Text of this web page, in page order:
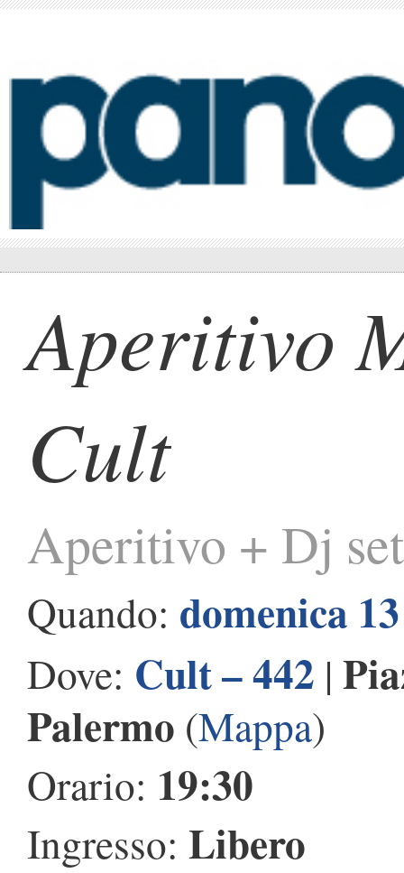
Aperitivo
Cult
Aperitivo + Dj set
Quando: domenica
Dove: Cult – 442 |
Palermo (Mappa)
Orario: 19:30
Ingresso: Libero